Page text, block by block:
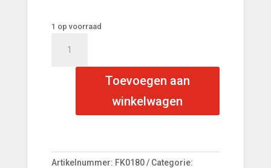
1 op voorraad
aantal
Toevoegen aan
winkelwagen
Artikelnummer: FK0180
Categorie: